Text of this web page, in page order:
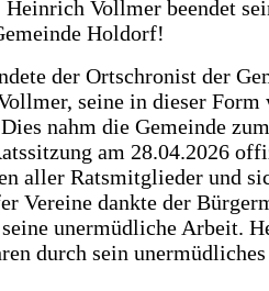
der Ortschronist der
seine in dieser Form
nahm die Gemeinde
am 28.04.2026
aller Ratsmitglieder und
Vereine dankte der
unermüdliche Arbeit.
durch sein